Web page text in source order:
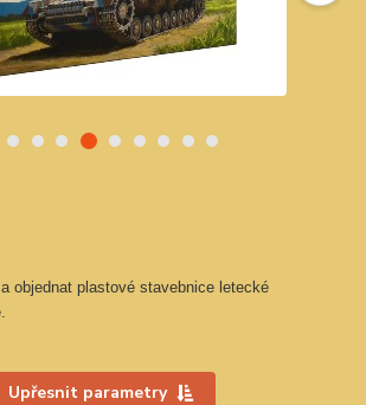
objednat plastové stavebnice letecké
Upřesnit parametry